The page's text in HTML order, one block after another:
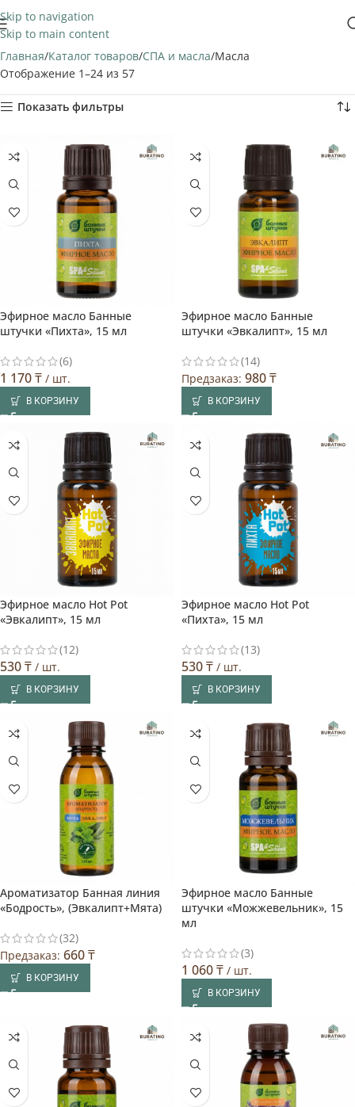
Skip to navigation
Skip to main content
Главная Каталог товаров СПА и масла Масла
Отображение 1–24 из 57
Показать фильтры
Эфирное масло Банные
штучки «Пихта», 15 мл
(6)
1 170₸ / шт.
В КОРЗИНУ
Эфирное масло Банные
штучки «Эвкалипт», 15 мл
(14)
Предзаказ: 980₸
В КОРЗИНУ
Эфирное масло Hot Pot
«Эвкалипт», 15 мл
(12)
530₸ / шт.
В КОРЗИНУ
Эфирное масло Hot Pot
«Пихта», 15 мл
(13)
530₸ / шт.
В КОРЗИНУ
Ароматизатор Банная линия
«Бодрость», (Эвкалипт+Мята)
(32)
Предзаказ: 660₸
В КОРЗИНУ
Эфирное масло Банные
штучки «Можжевельник», 15
мл
(3)
1 060₸ / шт.
В КОРЗИНУ